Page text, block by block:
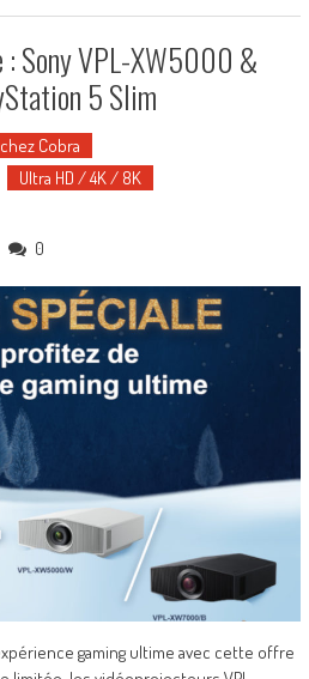
: Sony VPL-XW5000 &
5 Slim
Cobra
Ultra HD / 4K / 8K
0
gaming ultime avec cette offre